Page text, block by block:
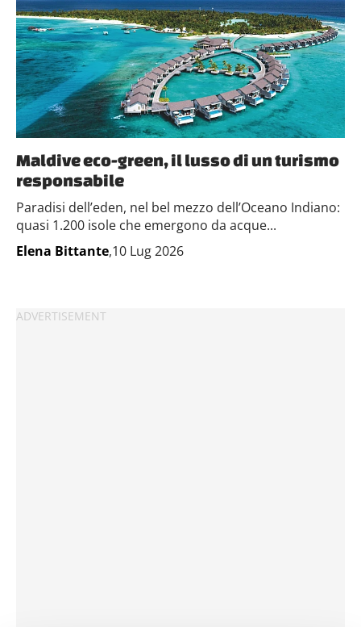
Maldive eco-green, il lusso di un turismo
responsabile
Paradisi dell’eden, nel bel mezzo dell’Oceano Indiano:
quasi 1.200 isole che emergono da acque...
Elena Bittante,10 Lug 2026